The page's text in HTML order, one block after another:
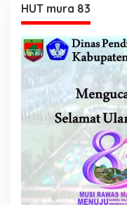
HUT mura 83